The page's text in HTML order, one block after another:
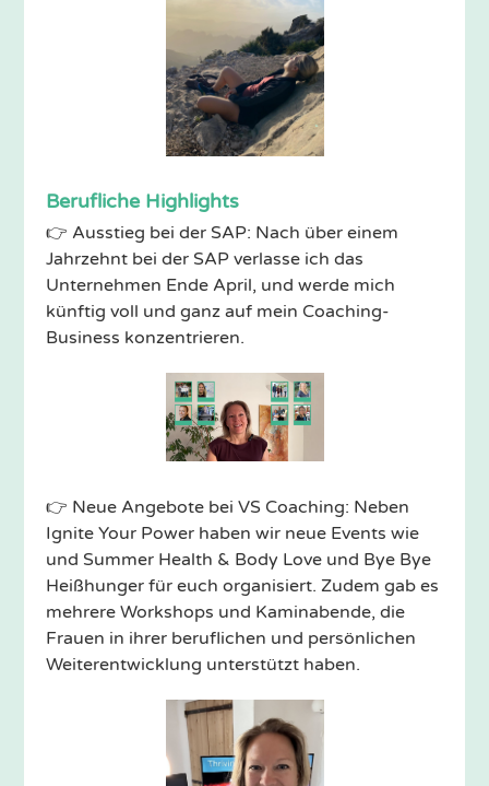
Berufliche Highlights
👉 Ausstieg bei der SAP: Nach über einem
Jahrzehnt bei der SAP verlasse ich das
Unternehmen Ende April, und werde mich
künftig voll und ganz auf mein Coaching-
Business konzentrieren.
👉 Neue Angebote bei VS Coaching: Neben
Ignite Your Power haben wir neue Events wie
und Summer Health & Body Love und Bye Bye
Heißhunger für euch organisiert. Zudem gab es
mehrere Workshops und Kaminabende, die
Frauen in ihrer beruflichen und persönlichen
Weiterentwicklung unterstützt haben.